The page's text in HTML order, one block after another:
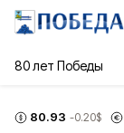
80 лет Победы
80.93 -0.20$